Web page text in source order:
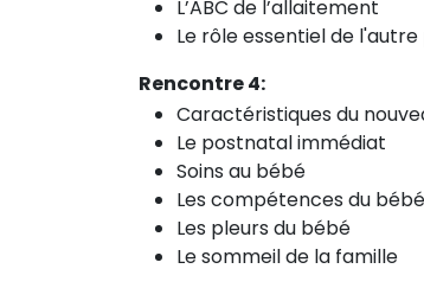
L’ABC de l’allaitement
Le rôle essentiel de
Rencontre 4:
Caractéristiques du
Le postnatal immédiat
Soins au bébé
Les compétences du bébé
Les pleurs du bébé
Le sommeil de la famille